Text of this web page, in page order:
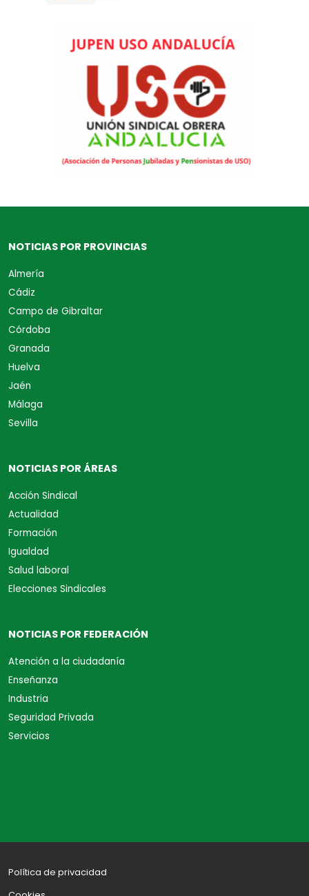
NOTICIAS POR PROVINCIAS
Almería
Cádiz
Campo de Gibraltar
Córdoba
Granada
Huelva
Jaén
Málaga
Sevilla
NOTICIAS POR ÁREAS
Acción Sindical
Actualidad
Formación
Igualdad
Salud laboral
Elecciones Sindicales
NOTICIAS POR FEDERACIÓN
Atención a la ciudadanía
Enseñanza
Industria
Seguridad Privada
Servicios
Política de privacidad